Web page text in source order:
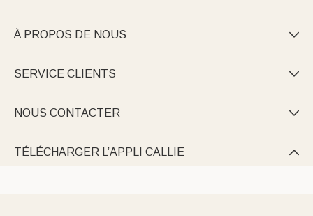
À PROPOS DE NOUS 
SERVICE CLIENTS 
NOUS CONTACTER 
TÉLÉCHARGER L’APPLI CALLIE 